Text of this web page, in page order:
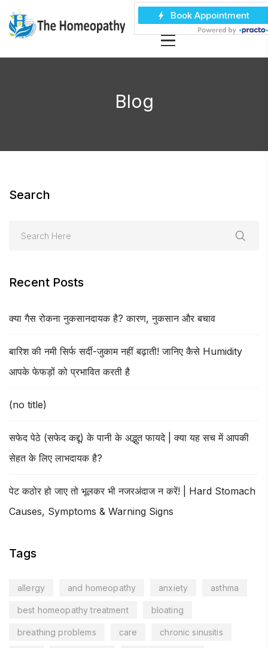
Blog
Search
Recent Posts
क्या गैस रोकना नुकसानदायक है? कारण, नुकसान और बचाव
बारिश की नमी सिर्फ सर्दी-जुकाम नहीं बढ़ाती! जानिए कैसे Humidity
आपके फेफड़ों को प्रभावित करती है
(no title)
सफेद पेठे (सफेद कद्दू) के पानी के अद्भुत फायदे | क्या यह सच में आपकी
सेहत के लिए लाभदायक है?
पेट कठोर हो जाए तो भूलकर भी नजरअंदाज न करें! | Hard Stomach
Causes, Symptoms & Warning Signs
Tags
allergy and homeopathy anxiety asthma
best homeopathy treatment bloating
breathing problems care chronic sinusitis